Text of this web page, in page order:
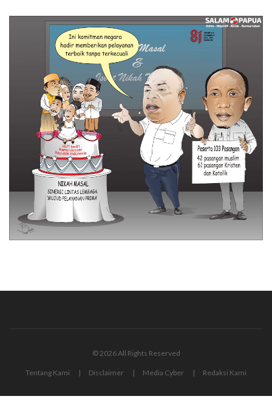
© 2026 All Rights Reserved
Tentang Kami Disclaimer Media Cyber Redaksi Kami